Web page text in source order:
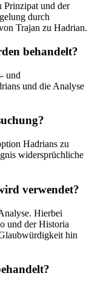
Prinzipat und der
durch
Trajan zu Hadrian.
behandelt?
und
und die Analyse
Hadrians zu
widersprüchliche
verwendet?
Hierbei
und der Historia
hin